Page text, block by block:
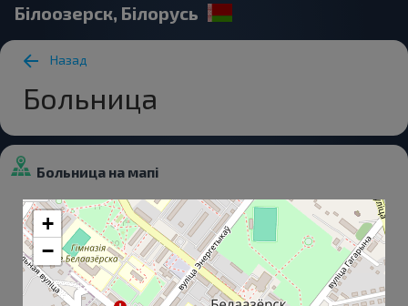
Білоозерск, Білорусь
Назад
Больница
Больница на мапі
+
−